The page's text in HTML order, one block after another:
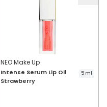
NEO Make Up
Intense Serum Lip Oil
Strawberry
5 ml